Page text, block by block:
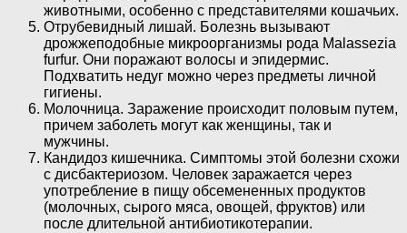
животными, особенно с представителями кошачьих.
Отрубевидный лишай. Болезнь вызывают
дрожжеподобные микроорганизмы рода Malassezia
furfur. Они поражают волосы и эпидермис.
Подхватить недуг можно через предметы личной
гигиены.
Молочница. Заражение происходит половым путем,
причем заболеть могут как женщины, так и
мужчины.
Кандидоз кишечника. Симптомы этой болезни схожи
с дисбактериозом. Человек заражается через
употребление в пищу обсемененных продуктов
(молочных, сырого мяса, овощей, фруктов) или
после длительной антибиотикотерапии.